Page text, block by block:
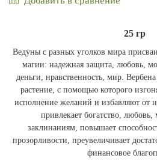
25 гр
Ведуны с разных уголков мира
магии: надежная защита, любовь,
деньги, нравственность, мир.
растение, с помощью которого
исполнение желаний и избавляют от
привлекает богатство,
заклинаниям, повышает
прозорливости, преувеличивает
финансовое